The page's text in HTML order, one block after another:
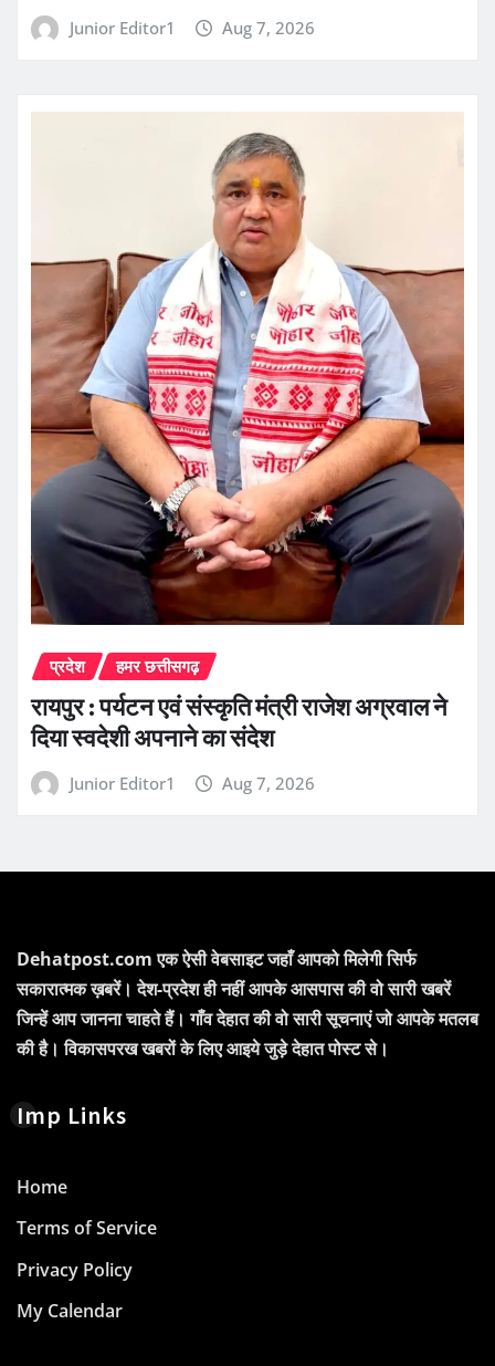
Junior Editor1 Aug 7, 2026
प्रदेश हमर छत्तीसगढ़
रायपुर : पर्यटन एवं संस्कृति मंत्री राजेश अग्रवाल ने
दिया स्वदेशी अपनाने का संदेश
Junior Editor1 Aug 7, 2026
Dehatpost.com एक ऐसी वेबसाइट जहाँ आपको मिलेगी सिर्फ
सकारात्मक ख़बरें। देश-प्रदेश ही नहीं आपके आसपास की वो सारी खबरें
जिन्हें आप जानना चाहते हैं। गाँव देहात की वो सारी सूचनाएं जो आपके मतलब
की है। विकासपरख खबरों के लिए आइये जुड़े देहात पोस्ट से।
Imp Links
Home
Terms of Service
Privacy Policy
My Calendar